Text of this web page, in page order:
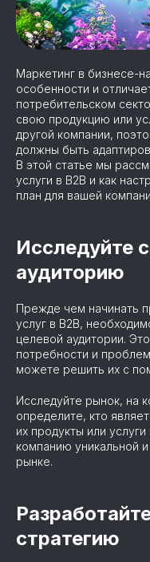
Маркетинг в бизнесе-
особенности и
потребительском
свою продукцию или
другой компании,
должны быть
В этой статье мы
услуги в B2B и как
план для вашей
Исследуйте
аудиторию
Прежде чем начинать
услуг в B2B,
целевой аудитории.
потребности и
можете решить их с
Исследуйте рынок, на
определите, кто
их продукты или
компанию уникальной
рынке.
стратегию